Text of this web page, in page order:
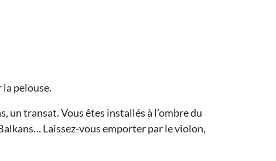
la pelouse.
un transat. Vous êtes installés à l’ombre du
Laissez-vous emporter par le violon,